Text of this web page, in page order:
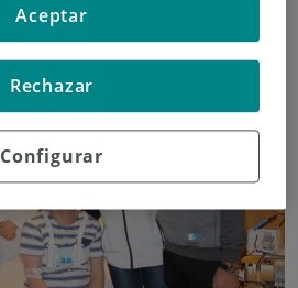
Configurar
Rechazar
Aceptar